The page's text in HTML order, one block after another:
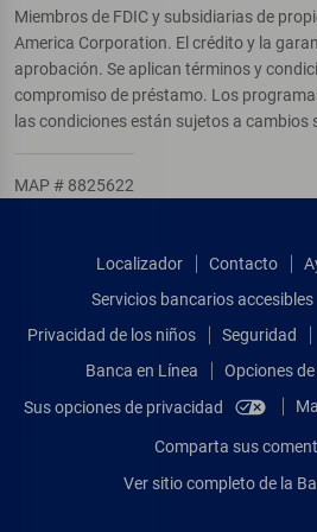
Miembros de FDIC y subsidiarias de
America Corporation. El crédito y la
aprobación. Se aplican términos y
compromiso de préstamo. Los
las condiciones están sujetos a cambios
MAP # 8825622
Localizador Contacto
Servicios bancarios accesibles
Privacidad de los niños
Seguridad
Banca en Línea
Opciones
Sus opciones de privacidad
Comparta sus
Ver sitio completo de la